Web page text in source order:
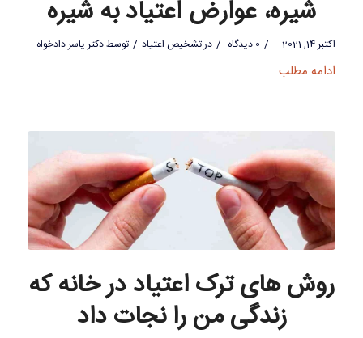
شیره، عوارض اعتیاد به شیره
اکتبر 14, 2021 / 0 دیدگاه / درتشخیص اعتیاد / توسطدکتر یاسر دادخواه
ادامه مطلب
روش های ترک اعتیاد در خانه که
زندگی من را نجات داد